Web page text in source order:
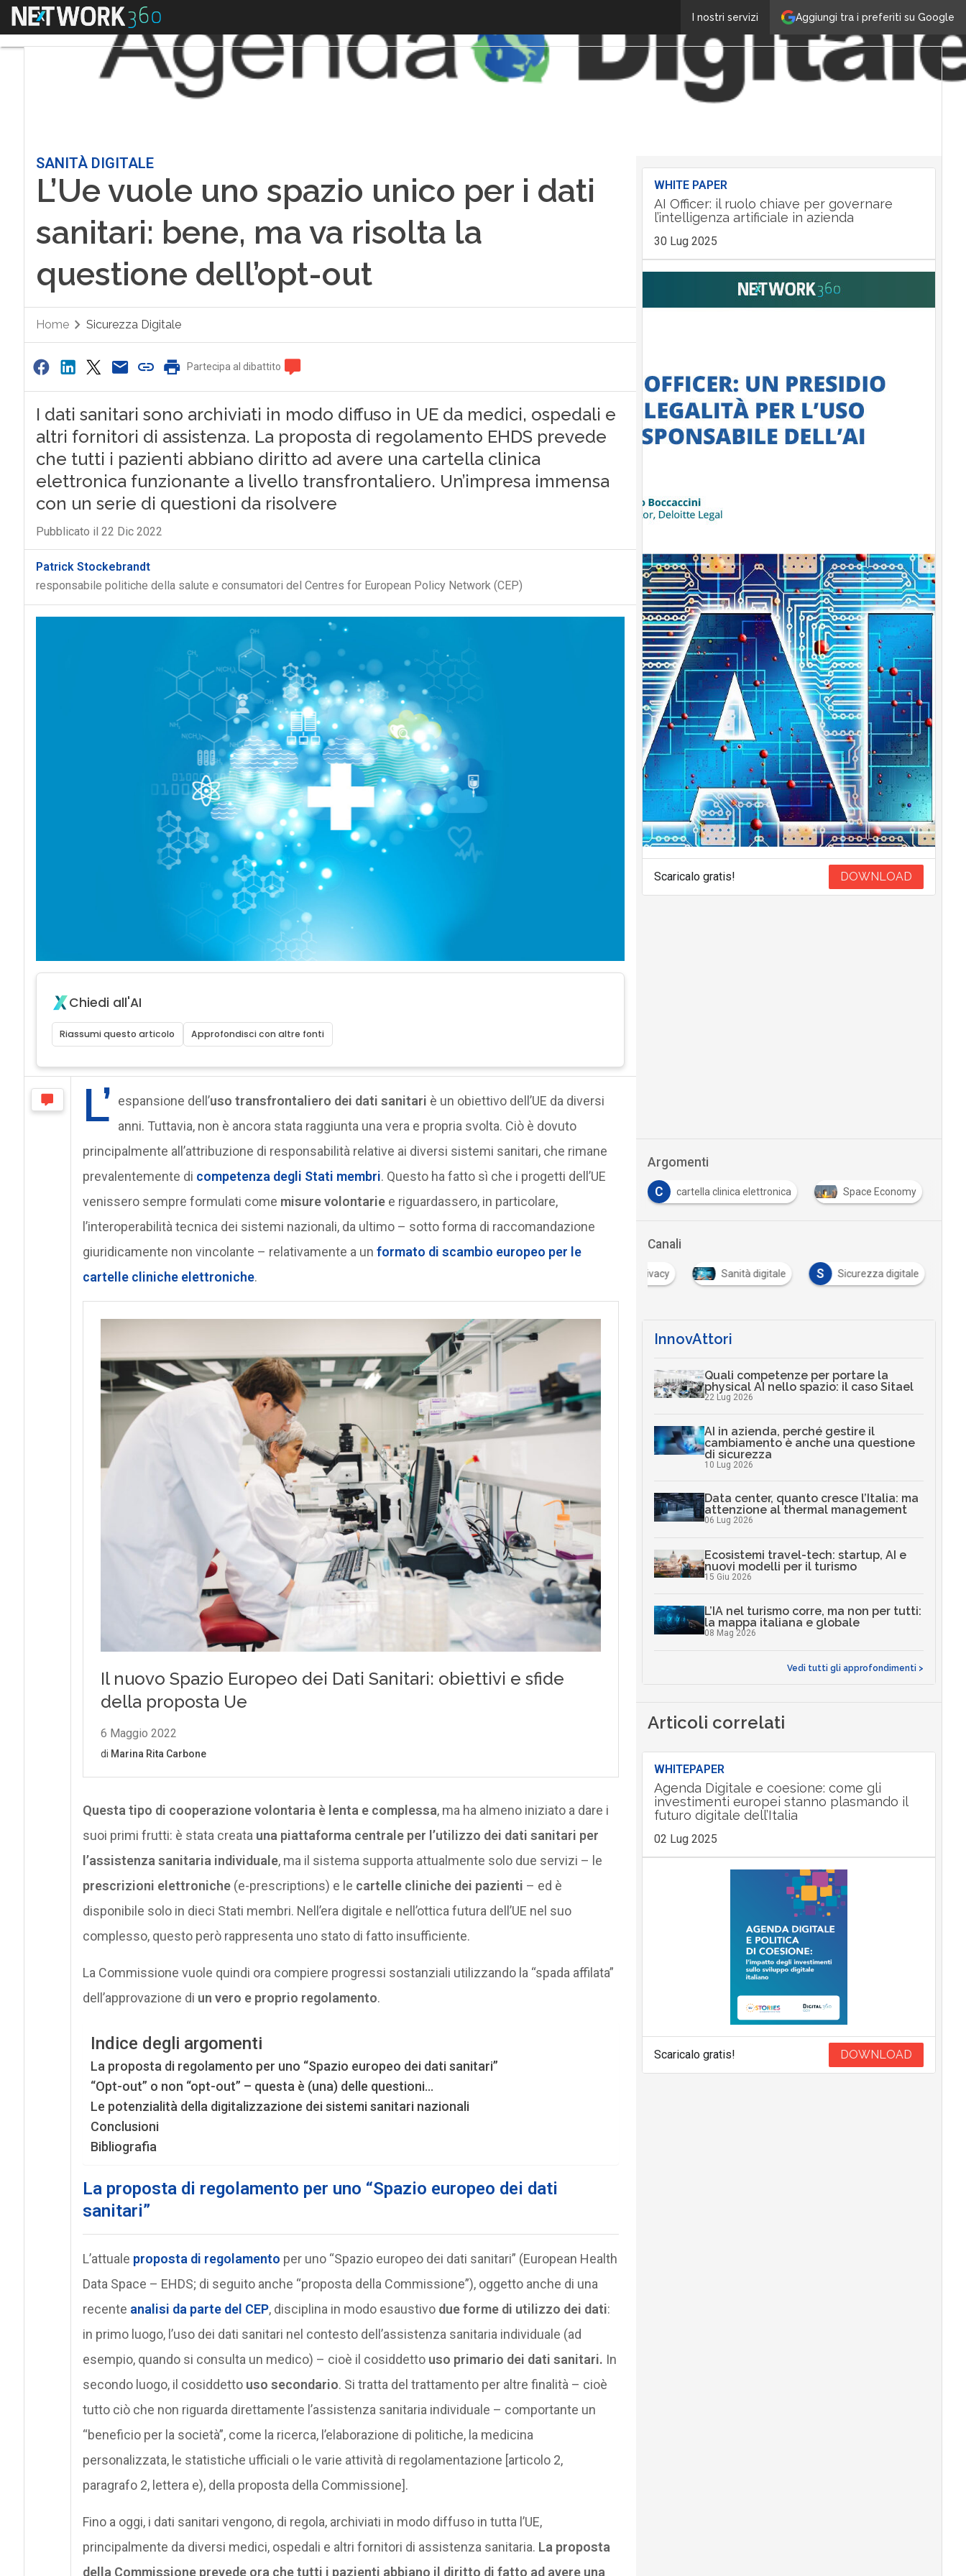
Aggiungi tra i preferiti su Google
I nostri servizi
Menu
SANITÀ DIGITALE
L’Ue vuole uno spazio unico per i dati
sanitari: bene, ma va risolta la
questione dell’opt-out
Home Sicurezza Digitale
Partecipa al dibattito
I dati sanitari sono archiviati in modo diffuso in UE da medici, ospedali e
altri fornitori di assistenza. La proposta di regolamento EHDS prevede
che tutti i pazienti abbiano diritto ad avere una cartella clinica
elettronica funzionante a livello transfrontaliero. Un’impresa immensa
con un serie di questioni da risolvere
Pubblicato il 22 Dic 2022
Patrick Stockebrandt
responsabile politiche della salute e consumatori del Centres for European Policy Network (CEP)
Chiedi all'AI
Riassumi questo articolo Approfondisci con altre fonti
L’ espansione dell’uso transfrontaliero dei dati sanitari è un obiettivo dell’UE da diversi
anni. Tuttavia, non è ancora stata raggiunta una vera e propria svolta. Ciò è dovuto
principalmente all’attribuzione di responsabilità relative ai diversi sistemi sanitari, che rimane
prevalentemente di competenza degli Stati membri. Questo ha fatto sì che i progetti dell’UE
venissero sempre formulati come misure volontariee riguardassero, in particolare,
l’interoperabilità tecnica dei sistemi nazionali, da ultimo – sotto forma di raccomandazione
giuridicamente non vincolante – relativamente a un formato di scambio europeo per le
cartelle cliniche elettroniche.
Questa tipo di cooperazione volontaria è lenta e complessa, ma ha almeno iniziato a dare i
suoi primi frutti: è stata creata una piattaforma centrale per l’utilizzo dei dati sanitari per
l’assistenza sanitaria individuale, ma il sistema supporta attualmente solo due servizi – le
prescrizioni elettroniche(e-prescriptions) e le cartelle cliniche dei pazienti – ed è
disponibile solo in dieci Stati membri. Nell’era digitale e nell’ottica futura dell’UE nel suo
complesso, questo però rappresenta uno stato di fatto insufficiente.
La Commissione vuole quindi ora compiere progressi sostanziali utilizzando la “spada affilata”
dell’approvazione di un vero e proprio regolamento.
Indice degli argomenti
La proposta di regolamento per uno “Spazio europeo dei dati sanitari”
“Opt-out” o non “opt-out” – questa è (una) delle questioni…
Le potenzialità della digitalizzazione dei sistemi sanitari nazionali
Conclusioni
Bibliografia
La proposta di regolamento per uno “Spazio europeo dei dati
sanitari”
L’attuale proposta di regolamento per uno “Spazio europeo dei dati sanitari” (European Health
Data Space – EHDS; di seguito anche “proposta della Commissione”), oggetto anche di una
recente analisi da parte del CEP, disciplina in modo esaustivodue forme di utilizzo dei dati:
in primo luogo, l’uso dei dati sanitari nel contesto dell’assistenza sanitaria individuale (ad
esempio, quando si consulta un medico) – cioè il cosiddetto uso primario dei dati sanitari. In
secondo luogo, il cosiddetto uso secondario. Si tratta del trattamento per altre finalità – cioè
tutto ciò che non riguarda direttamente l’assistenza sanitaria individuale – comportante un
“beneficio per la società”, come la ricerca, l’elaborazione di politiche, la medicina
personalizzata, le statistiche ufficiali o le varie attività di regolamentazione [articolo 2,
paragrafo 2, lettera e), della proposta della Commissione].
Fino a oggi, i dati sanitari vengono, di regola, archiviati in modo diffuso in tutta l’UE,
principalmente da diversi medici, ospedali e altri fornitori di assistenza sanitaria. La proposta
della Commissione prevede ora che tutti i pazienti abbiano il diritto di fatto ad avere una
WHITE PAPER
AI Officer: il ruolo chiave per governare
l’intelligenza artificiale in azienda
30 Lug 2025
Scaricalo gratis! DOWNLOAD
Argomenti
C cartella clinica elettronica Space Economy
Canali
Privacy Sanità digitale S Sicurezza digitale
InnovAttori
Quali competenze per portare la
physical AI nello spazio: il caso Sitael
22 Lug 2026
AI in azienda, perché gestire il
cambiamento è anche una questione
di sicurezza
10 Lug 2026
Data center, quanto cresce l’Italia: ma
attenzione al thermal management
06 Lug 2026
Ecosistemi travel-tech: startup, AI e
nuovi modelli per il turismo
15 Giu 2026
L’IA nel turismo corre, ma non per tutti:
la mappa italiana e globale
08 Mag 2026
Vedi tutti gli approfondimenti >
Articoli correlati
WHITEPAPER
Agenda Digitale e coesione: come gli
investimenti europei stanno plasmando il
futuro digitale dell’Italia
02 Lug 2025
Scaricalo gratis! DOWNLOAD